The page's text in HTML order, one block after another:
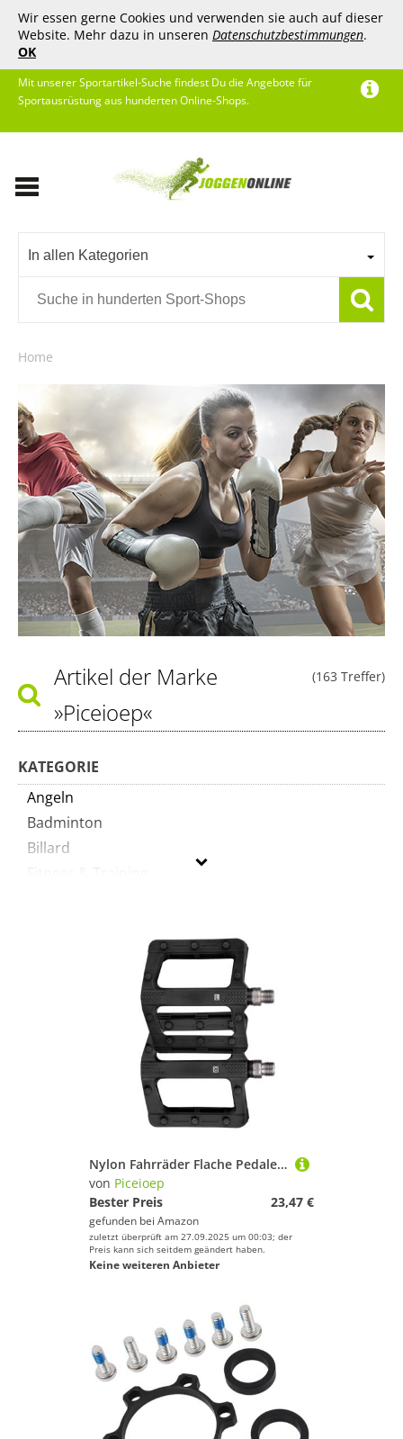
Wir essen gerne Cookies und verwenden sie auch auf dieser
Website. Mehr dazu in unseren Datenschutzbestimmungen.
OK
Mit unserer Sportartikel-Suche findest Du die Angebote für
Sportausrüstung aus hunderten Online-Shops.
In allen Kategorien
Home
(163 Treffer)
Artikel der Marke
»Piceioep«
KATEGORIE
Angeln
Badminton
Billard
Inline-Skates & Rollschuhe
Sportausrüstung
Sportausstattung
Geschlecht
Nylon Fahrräder Flache Pedale Dichtung Lager Radfahren Plattform Pedal Rutschfest Breit Flach Für Rennrad Zubehör Rutschfeste Fahrräder
von Piceioep
Bester Preis
23,47 €
gefunden bei Amazon
zuletzt überprüft am 27.09.2025 um 00:03; der
Preis kann sich seitdem geändert haben.
Keine weiteren Anbieter